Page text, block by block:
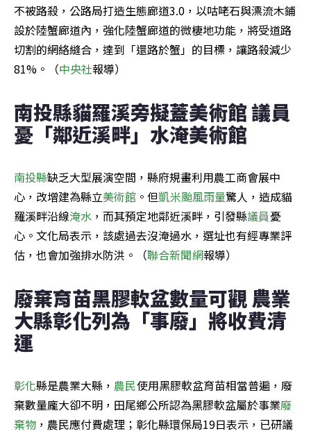
不被路殺，公路局打造生態廊道3.0，以咕咾石與漂流木鋪
設於陸蟹廊道內，強化陸蟹廊道的微棲地功能，將受道路
切割的網絡縫合，達到「還路於蟹」的目標，讓路殺減少
81%。（中央社報導）
南投縣貓羅溪旁擬蓋美術館 議員
憂「鄰近溪畔」水淹美術館
南投縣缺乏大型展演空間，縣府規畫利用農工商會展中
心，改增建為縣立美術館 。但凱米颱風雨量驚人，造成貓
羅溪畔沿線淹水 ，而其預定地鄰近溪畔，引發縣議員憂
心。文化局表示，該處過去沒淹過水，選址也有經專業評
估，也會加強排水防洪。（聯合新聞網報導）
廢棄育苗黑膠軟盆數量可觀 農業
大縣彰化列為「事廢」將收費清
運
彰化縣是農業大縣， 農民使用黑膠軟盆育苗相當普遍，廢
棄數量龐大卻不明，田尾鄉公所認為黑膠軟盆屬於事業廢
棄物 ，農民應付費處理；彰化縣環保局19日表示，已研議